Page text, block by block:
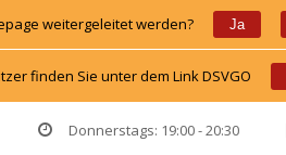
weitergeleitet werden? Ja
finden Sie unter dem Link DSVGO
Donnerstags: 19:00 - 20:30